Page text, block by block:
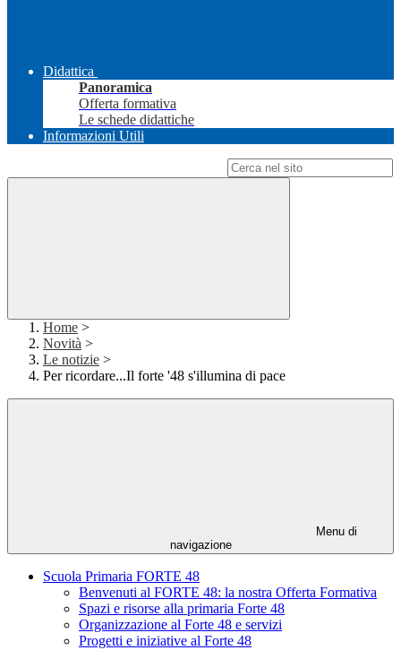
Didattica
Panoramica
Offerta formativa
Le schede didattiche
Informazioni Utili
Home >
Novità >
Le notizie >
Per ricordare...Il forte '48 s'illumina di pace
Menu di
navigazione
Scuola Primaria FORTE 48
Benvenuti al FORTE 48: la nostra Offerta Formativa
Spazi e risorse alla primaria Forte 48
Organizzazione al Forte 48 e servizi
Progetti e iniziative al Forte 48